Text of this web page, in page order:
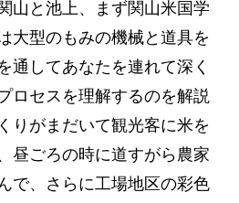
山と池上、まず関山米国学
大型のもみの機械と道具を
通してあなたを連れて深く
ロセスを理解するのを解説
りがまだいて観光客に米を
昼ごろの時に道すがら農家
で、さらに工場地区の彩色